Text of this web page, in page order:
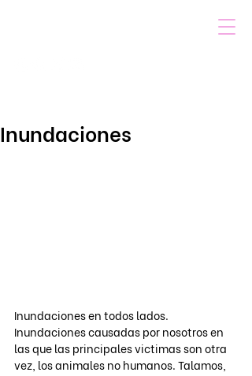
Inundaciones
Inundaciones en todos lados.
Inundaciones causadas por nosotros en
las que las principales victimas son otra
vez, los animales no humanos. Talamos,